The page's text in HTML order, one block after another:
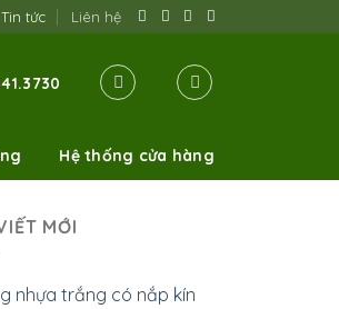
Tin tức Liên hệ
Hệ thống cửa hàng
MỚI
nhựa trắng có nắp kín